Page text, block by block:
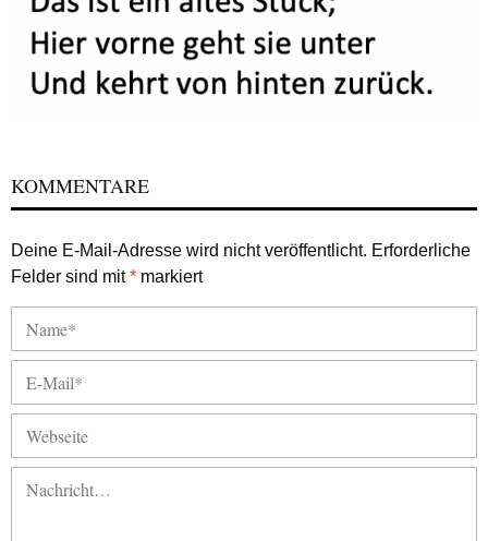
KOMMENTARE
Deine E-Mail-Adresse wird nicht veröffentlicht. Erforderliche
Felder sind mit* markiert